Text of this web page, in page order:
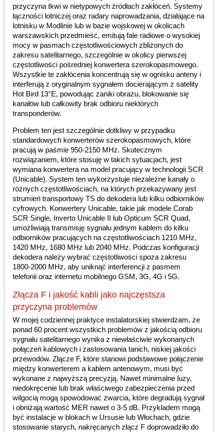
przyczyna tkwi w nietypowych źródłach zakłóceń. Systemy
łączności lotniczej oraz radary naprowadzania, działające na
lotnisku w Modlinie lub w bazie wojskowej w okolicach
warszawskich przedmieść, emitują fale radiowe o wysokiej
mocy w pasmach częstotliwościowych zbliżonych do
zakresu satelitarnego, szczególnie w okolicy pierwszej
częstotliwości pośredniej konwertera szerokopasmowego.
Wszystkie te zakłócenia koncentrują się w ognisku anteny i
interferują z oryginalnym sygnałem docierającym z satelity
Hot Bird 13°E, powodując zaniki obrazu, blokowanie się
kanałów lub całkowity brak odbioru niektórych
transponderów.
Problem ten jest szczególnie dotkliwy w przypadku
standardowych konwerterów szerokopasmowych, które
pracują w paśmie 950-2150 MHz. Skutecznym
rozwiązaniem, które stosuję w takich sytuacjach, jest
wymiana konwertera na model pracujący w technologii SCR
(Unicable). System ten wykorzystuje niezależne kanały o
różnych częstotliwościach, na których przekazywany jest
strumień transportowy TS do dekodera lub kilku odbiorników
cyfrowych. Konwertery Unicable, takie jak modele Corab
SCR Single, Inverto Unicable II lub Opticum SCR Quad,
umożliwiają transmisję sygnału jednym kablem do kilku
odbiorników pracujących na częstotliwościach 1210 MHz,
1420 MHz, 1680 MHz lub 2040 MHz. Podczas konfiguracji
dekodera należy wybrać częstotliwości spoza zakresu
1800-2000 MHz, aby uniknąć interferencji z pasmem
telefonii oraz internetu mobilnego GSM, 3G, 4G i 5G.
Złącza F i jakość kabli jako najczęstsza
przyczyna problemów
W mojej codziennej praktyce instalatorskiej stwierdzam, że
ponad 60 procent wszystkich problemów z jakością odbioru
sygnału satelitarnego wynika z niewłaściwie wykonanych
połączeń kablowych i zastosowania tanich, niskiej jakości
przewodów. Złącze F, które stanowi podstawowe połączenie
między konwerterem a kablem antenowym, musi być
wykonane z najwyższą precyzją. Nawet minimalne luzy,
niedokręcenie lub brak właściwego zabezpieczenia przed
wilgocią mogą spowodować zwarcia, które degradują sygnał
i obniżają wartość MER nawet o 3-5 dB. Przykladem mogą
być instalacje w blokach w Ursusie lub Włochach, gdzie
stosowanie starych, nakręcanych złącz F doprowadziło do